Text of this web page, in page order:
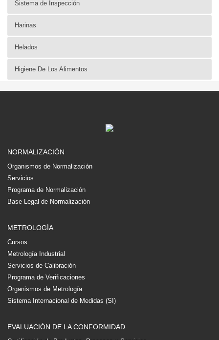
Sistema de Inspección
Harinas
Helados
Higiene De Los Alimentos
NORMALIZACIÓN
Organismos de Normalización
Servicios
Programa de Normalización
Base Legal de Normalización
METROLOGÍA
Cursos
Metrología Industrial
Servicios de Calibración
Programa de Verificaciones
Organismos de Metrología
Sistema Internacional de Medidas (SI)
EVALUACIÓN DE LA CONFORMIDAD